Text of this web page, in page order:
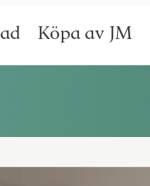
Köpa av JM